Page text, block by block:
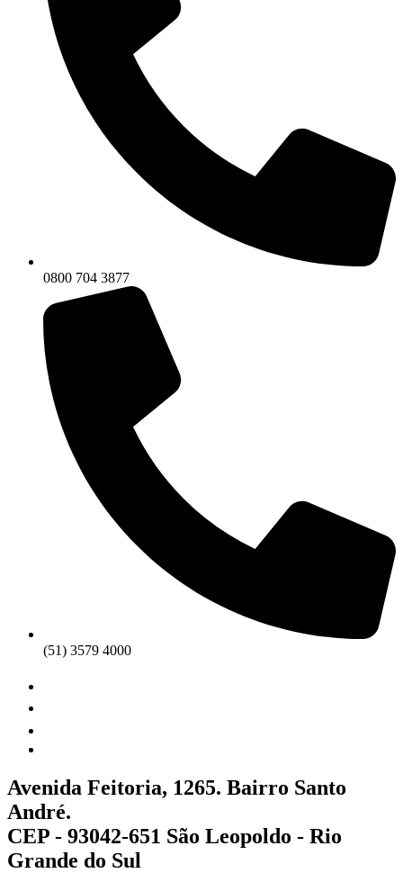
0800 704 3877
(51) 3579 4000
Avenida Feitoria, 1265. Bairro Santo
André.
CEP - 93042-651 São Leopoldo - Rio
Grande do Sul